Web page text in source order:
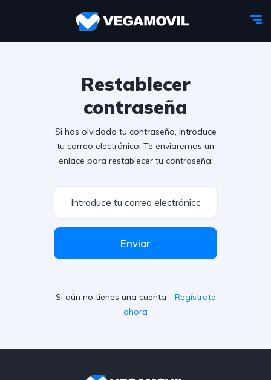
Restablecer
contraseña
Si has olvidado tu contraseña, introduce
tu correo electrónico. Te enviaremos un
enlace para restablecer tu contraseña.
Enviar
Si aún no tienes una cuenta - Regístrate
ahora